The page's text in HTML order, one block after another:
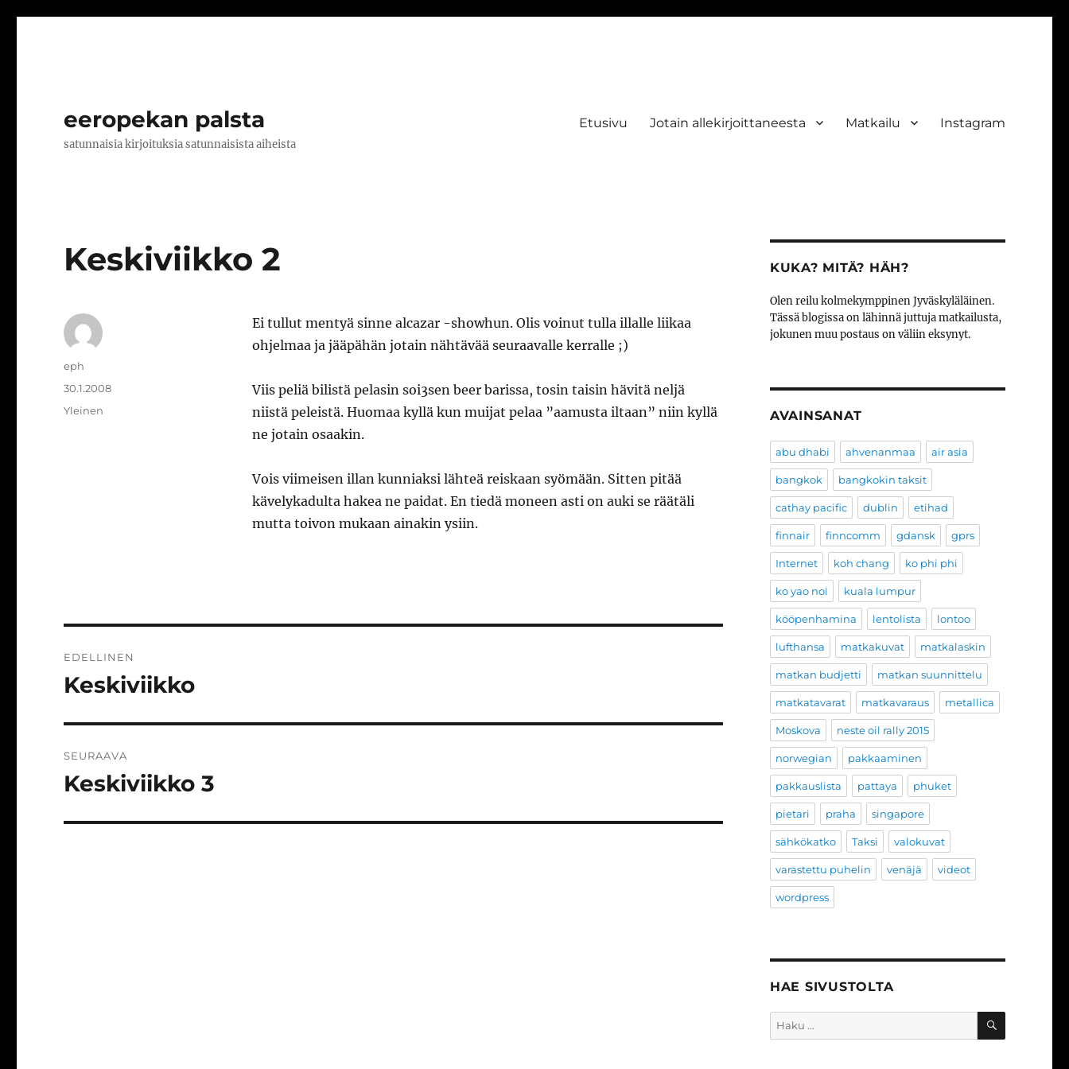
eeropekan palsta
satunnaisia kirjoituksia satunnaisista aiheista
Etusivu Jotain allekirjoittaneesta Matkailu Instagram
Keskiviikko 2
Ei tullut mentyä sinne alcazar -showhun. Olis voinut tulla illalle liikaa
ohjelmaa ja jääpähän jotain nähtävää seuraavalle kerralle ;)
Viis peliä bilistä pelasin soi3sen beer barissa, tosin taisin hävitä neljä
niistä peleistä. Huomaa kyllä kun muijat pelaa ”aamusta iltaan” niin kyllä
ne jotain osaakin.
Vois viimeisen illan kunniaksi lähteä reiskaan syömään. Sitten pitää
kävelykadulta hakea ne paidat. En tiedä moneen asti on auki se räätäli
mutta toivon mukaan ainakin ysiin.
Kirjoittaja
eph
Julkaistu
30.1.2008
Kategoriat
Yleinen
selaus
EDELLINEN
Edellinen
Keskiviikko
SEURAAVA
Seuraava
Keskiviikko 3
KUKA? MITÄ? HÄH?
Olen reilu kolmekymppinen Jyväskyläläinen.
Tässä blogissa on lähinnä juttuja matkailusta,
jokunen muu postaus on väliin eksynyt.
AVAINSANAT
abu dhabi ahvenanmaa air asia
bangkok bangkokin taksit
cathay pacific dublin etihad
finnair finncomm gdansk gprs
Internet koh chang ko phi phi
ko yao noi kuala lumpur
kööpenhamina lentolista lontoo
lufthansa matkakuvat matkalaskin
matkan budjetti matkan suunnittelu
matkatavarat matkavaraus metallica
Moskova neste oil rally 2015
norwegian pakkaaminen
pakkauslista pattaya phuket
pietari praha singapore
sähkökatko Taksi valokuvat
varastettu puhelin venäjä videot
wordpress
HAE SIVUSTOLTA
Etsi: HAKU